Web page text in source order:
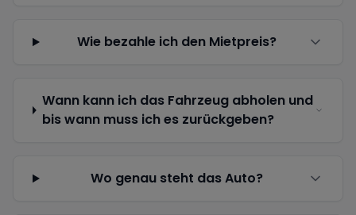
Wie bezahle ich den Mietpreis?
Wann kann ich das Fahrzeug abholen und
bis wann muss ich es zurückgeben?
Wo genau steht das Auto?